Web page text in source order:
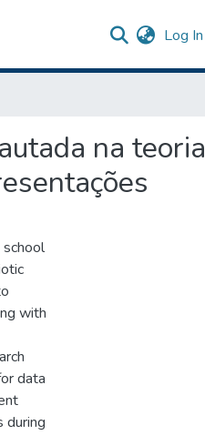
Log In
na teoria
with
data
during